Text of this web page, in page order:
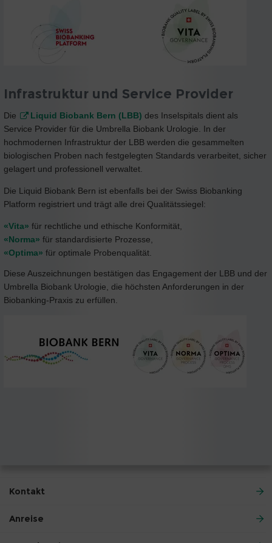
Infrastruktur und Service Provider
Die Liquid Biobank Bern (LBB) des Inselspitals dient als
Service Provider für die Umbrella Biobank Urologie. In der
hochmodernen Infrastruktur der LBB werden die gesammelten
biologischen Proben nach festgelegten Standards verarbeitet, sicher
gelagert und professionell verwaltet.
Die Liquid Biobank Bern ist ebenfalls bei der Swiss Biobanking
Platform registriert und trägt alle drei Qualitätssiegel:
«Vita» für rechtliche und ethische Konformität,
«Norma» für standardisierte Prozesse,
«Optima» für optimale Probenqualität.
Diese Auszeichnungen bestätigen das Engagement der LBB und der
Umbrella Biobank Urologie, die höchsten Anforderungen in der
Biobanking-Praxis zu erfüllen.
Kontakt
Anreise